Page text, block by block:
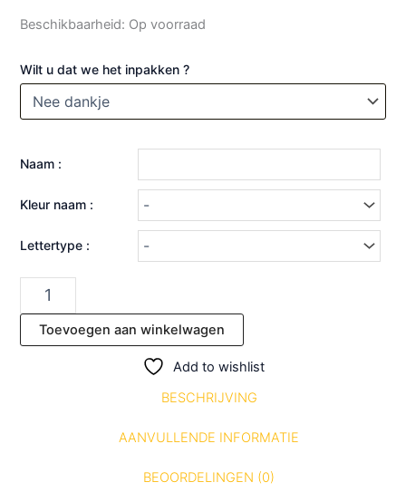
Beschikbaarheid: Op voorraad
Wilt u dat we het inpakken ?
Naam :
Kleur naam :
Lettertype :
Toevoegen aan winkelwagen
Add to wishlist
BESCHRIJVING
AANVULLENDE INFORMATIE
BEOORDELINGEN (0)